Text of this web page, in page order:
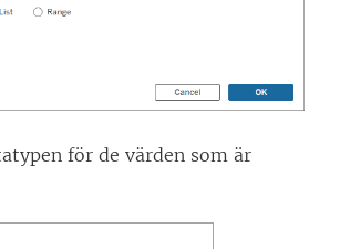
för de värden som är